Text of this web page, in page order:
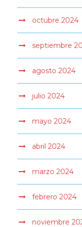
octubre 2024
septiembre
agosto 2024
julio 2024
mayo 2024
abril 2024
marzo 2024
febrero 2024
noviembre